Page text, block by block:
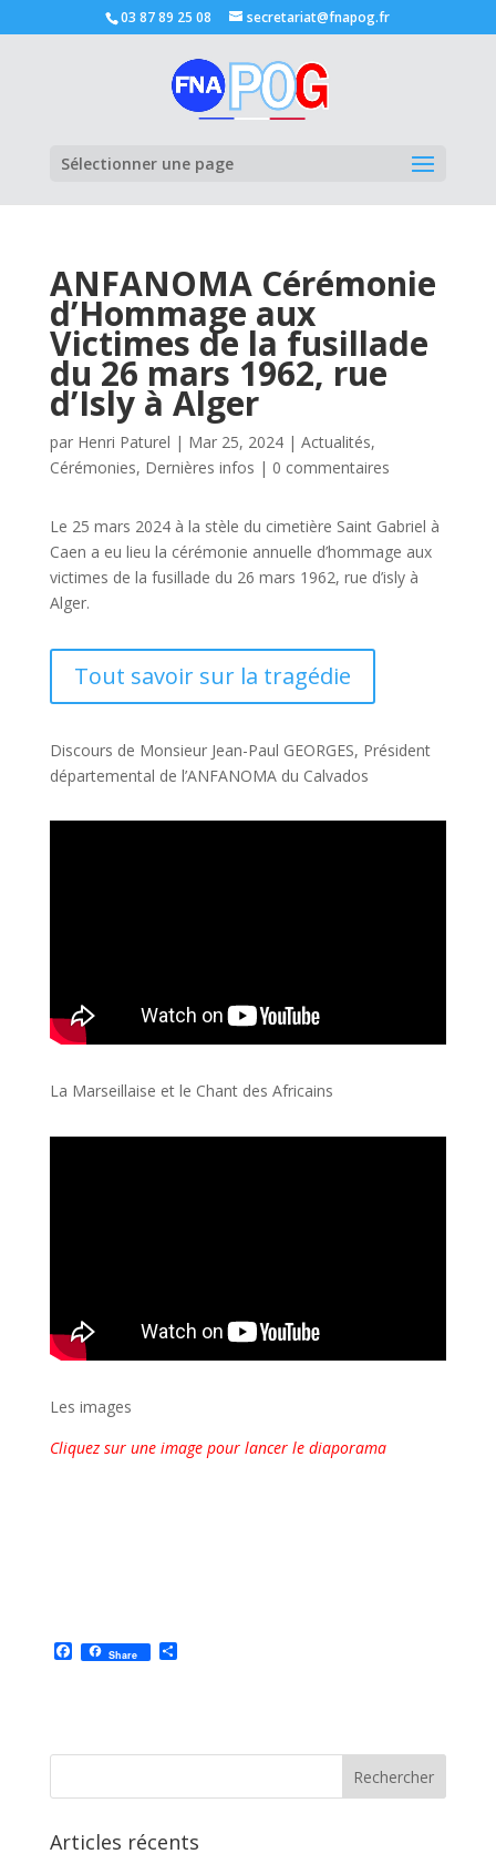
03 87 89 25 08 secretariat@fnapog.fr
Sélectionner une page
ANFANOMA Cérémonie
d’Hommage aux
Victimes de la fusillade
du 26 mars 1962, rue
d’Isly à Alger
par Henri Paturel | Mar 25, 2024| Actualités,
Cérémonies, Dernières infos | 0 commentaires
Le 25 mars 2024 à la stèle du cimetière Saint Gabriel à
Caen a eu lieu la cérémonie annuelle d’hommage aux
victimes de la fusillade du 26 mars 1962, rue d’isly à
Alger.
Tout savoir sur la tragédie
Discours de Monsieur Jean-Paul GEORGES, Président
départemental de l’ANFANOMA du Calvados
La Marseillaise et le Chant des Africains
Les images
Cliquez sur une image pour lancer le diaporama
F
a
o
Share P
a
e
Articles récents